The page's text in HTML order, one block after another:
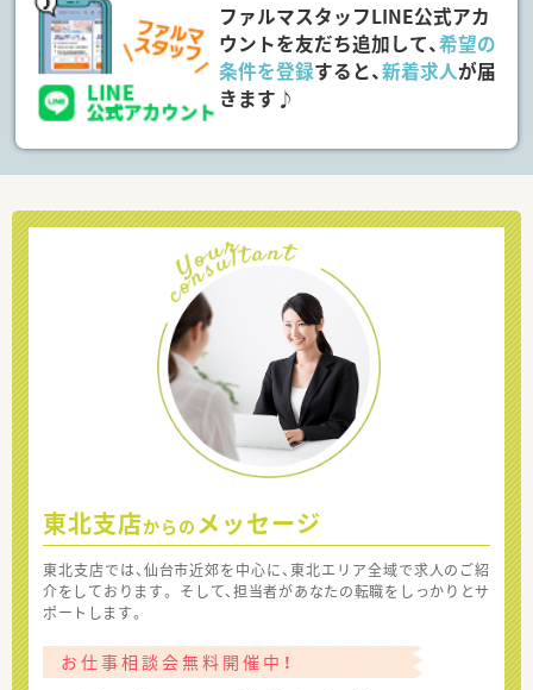
ファルマスタッフLINE公式アカ
ウントを友だち追加して、希望の
条件を登録すると、新着求人が届
きます♪
東北支店からの メッセージ
東北支店では、仙台市近郊を中心に、東北エリア全域で求人のご紹
介をしております。 そして、担当者があなたの転職をしっかりとサ
ポートします。
お仕事相談会無料開催中！